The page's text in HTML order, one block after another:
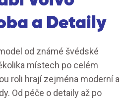
a Detaily
od známé švédské
místech po celém
roli hrají zejména moderní a
Od péče o detaily až po